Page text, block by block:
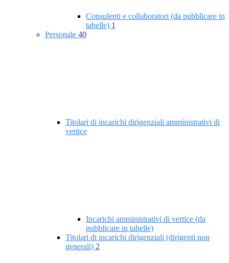
Consulenti e collaboratori (da pubblicare in
tabelle) 1
Personale 40
Titolari di incarichi dirigenziali amministrativi di
vertice
Incarichi amministrativi di vertice (da
pubblicare in tabelle)
Titolari di incarichi dirigenziali (dirigenti non
generali) 2